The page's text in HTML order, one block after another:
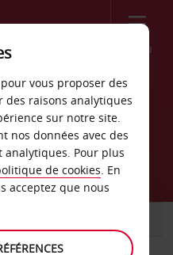
Menu
vous proposer des
des raisons analytiques
sur notre site.
nos données avec des
Pour plus
de cookies. En
acceptez que nous